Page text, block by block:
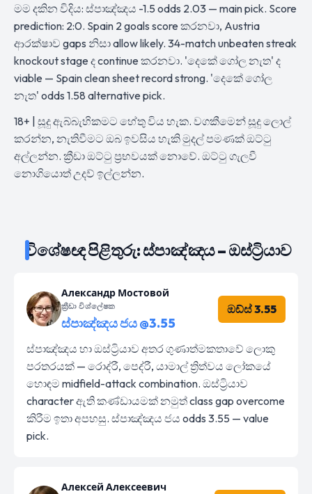
මම දකින විදිය: ස්පාඤ්ඤය -1.5 odds 2.03 — main pick. Score
prediction: 2:0. Spain 2 goals score කරනවා, Austria
ආරක්ෂාව gaps නිසා allow likely. 34-match unbeaten streak
knockout stage ද continue කරනවා. 'දෙකේ ගෝල නැත' ද
viable — Spain clean sheet record strong. 'දෙකේ ගෝල
නැත' odds 1.58 alternative pick.
18+ | සූදු ඇබ්බැහිකමට හේතු විය හැක. වගකීමෙන් සූදු ලොල්
කරන්න, නැතිවීමට ඔබ ඉවසිය හැකි මුදල් පමණක් ඔට්ටු
අල්ලන්න. ක්‍රීඩා ඔට්ටු ප්‍රභවයක් නොවේ. ඔට්ටු ගැලවී
නොගියොත් උදව් ඉල්ලන්න.
විශේෂඥ පිළිතුරු: ස්පාඤ්ඤය – ඔස්ට්‍රියාව
Александр Мостовой
ක්‍රීඩා විශ්ලේෂක
ස්පාඤ්ඤය ජය @3.55
ඔඩ්ස් 3.55
ස්පාඤ්ඤය හා ඔස්ට්‍රියාව අතර ගුණාත්මකතාවේ ලොකු
පරතරයක් — රොද්රී, පෙද්රී, යාමාල් ත්‍රිත්වය ලෝකයේ
හොඳම midfield-attack combination. ඔස්ට්‍රියාව
character ඇති කණ්ඩායමක් නමුත් class gap overcome
කිරීම ඉතා අපහසු. ස්පාඤ්ඤය ජය odds 3.55 — value
pick.
Алексей Алексеевич